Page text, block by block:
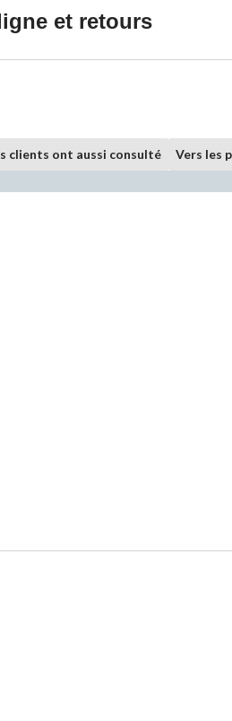
et retours
clients ont aussi consulté Vers les